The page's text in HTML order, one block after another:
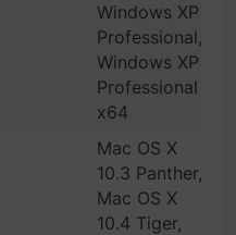
Windows XP
Professional,
Windows XP
Professional
x64
Mac OS X
10.3 Panther,
Mac OS X
10.4 Tiger,